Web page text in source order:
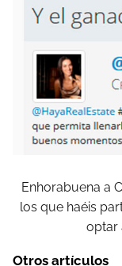
Enhorabuena a
los que haéis
optar
Otros artículos